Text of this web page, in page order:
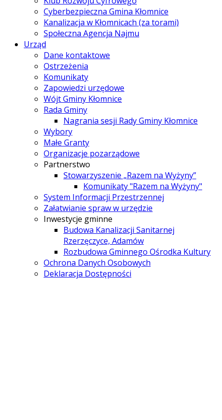
Cyberbezpieczna Gmina Kłomnice
Kanalizacja w Kłomnicach (za torami)
Społeczna Agencja Najmu
Urząd
Dane kontaktowe
Ostrzeżenia
Komunikaty
Zapowiedzi urzędowe
Wójt Gminy Kłomnice
Rada Gminy
Nagrania sesji Rady Gminy Kłomnice
Wybory
Małe Granty
Organizacje pozarządowe
Partnerstwo
Stowarzyszenie „Razem na Wyżyny”
Komunikaty "Razem na Wyżyny"
System Informacji Przestrzennej
Załatwianie spraw w urzędzie
Inwestycje gminne
Budowa Kanalizacji Sanitarnej
Rzerzęczyce, Adamów
Rozbudowa Gminnego Ośrodka Kultury
Ochrona Danych Osobowych
Deklaracja Dostępności